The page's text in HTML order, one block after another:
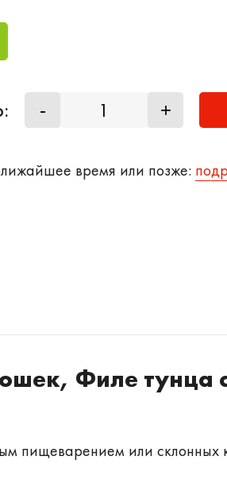
- +
время или позже:
Филе тунца
пищеварением или склонных